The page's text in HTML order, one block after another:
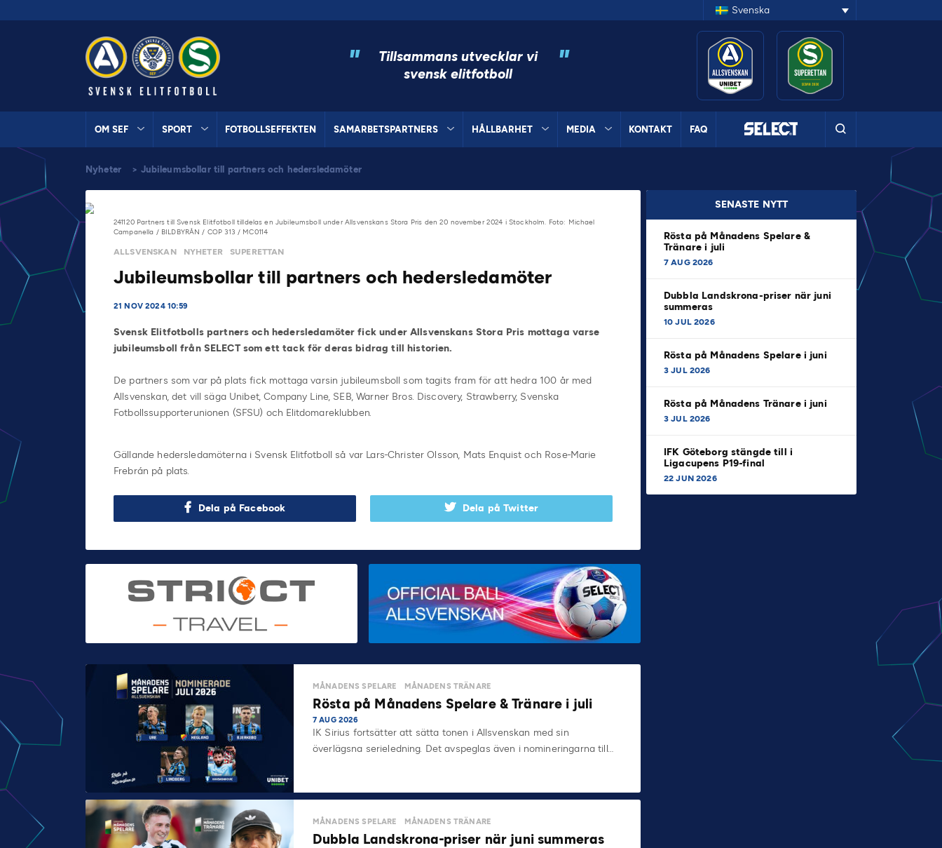
Svenska
"
Tillsammans utvecklar vi
svensk elitfotboll
"
OM SEF SPORT FOTBOLLSEFFEKTEN SAMARBETSPARTNERS HÅLLBARHET MEDIA KONTAKT FAQ
Nyheter > Jubileumsbollar till partners och hedersledamöter
241120 Partners till Svensk Elitfotboll tilldelas en Jubileumsboll under Allsvenskans Stora Pris den 20 november 2024 i Stockholm. Foto: Michael
Campanella / BILDBYRÅN / COP 313 / MC0114
ALLSVENSKAN NYHETER SUPERETTAN
Jubileumsbollar till partners och hedersledamöter
21 NOV 2024 10:59
Svensk Elitfotbolls partners och hedersledamöter fick under Allsvenskans Stora Pris mottaga varse
jubileumsboll från SELECT som ett tack för deras bidrag till historien.
De partners som var på plats fick mottaga varsin jubileumsboll som tagits fram för att hedra 100 år med
Allsvenskan, det vill säga Unibet, Company Line, SEB, Warner Bros. Discovery, Strawberry, Svenska
Fotbollssupporterunionen (SFSU) och Elitdomareklubben.
Gällande hedersledamöterna i Svensk Elitfotboll så var Lars-Christer Olsson, Mats Enquist och Rose-Marie
Frebrán på plats.
Dela på Facebook Dela på Twitter
SENASTE NYTT
Rösta på Månadens Spelare &
Tränare i juli
7 AUG 2026
Dubbla Landskrona-priser när juni
summeras
10 JUL 2026
Rösta på Månadens Spelare i juni
3 JUL 2026
Rösta på Månadens Tränare i juni
3 JUL 2026
IFK Göteborg stängde till i
Ligacupens P19-final
22 JUN 2026
MÅNADENS SPELARE MÅNADENS TRÄNARE
Rösta på Månadens Spelare & Tränare i juli
7 AUG 2026
IK Sirius fortsätter att sätta tonen i Allsvenskan med sin
överlägsna serieledning. Det avspeglas även i nomineringarna till…
MÅNADENS SPELARE MÅNADENS TRÄNARE
Dubbla Landskrona-priser när juni summeras